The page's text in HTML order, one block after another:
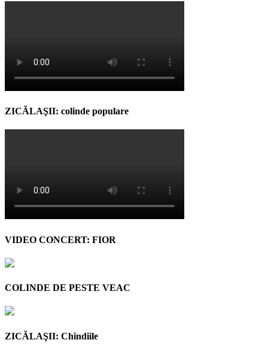
ZICĂLAŞII: colinde populare
VIDEO CONCERT: FIOR
COLINDE DE PESTE VEAC
ZICĂLAŞII: Chindiile